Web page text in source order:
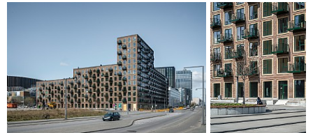
Im Innenhof des Anwesens befinden sich bepflanzte
Grüninseln, die die Eingänge einrahmen und grüne Oasen
zum Verweilen und Beisammensein schaffen. Die
Familienwohnungen haben eigene Balkone, während die
Jugendwohnungen über gemeinsame Balkone verfügen,
die den sozialen Zusammenhalt unter den jungen
Bewohnern stärken.